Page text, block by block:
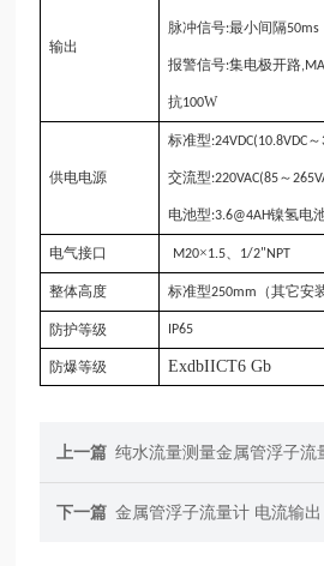
输出
脉冲信号:最小间隔50ms
报警信号:集电极开路
抗100W
供电电源
标准型:24VDC(10.8VDC～
交流型:220VAC(85～
电池型:3.6@4AH镍氢电
电气接口 M20×1.5 1/2"NPT
整体高度 标准型250mm （其它安
防护等级 IP65
防爆等级 ExdbIICT6 Gb
上一篇 纯水流量测量金属管浮子流
下一篇 金属管浮子流量计 电流输